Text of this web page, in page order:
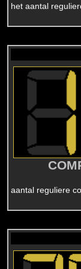
het aantal
aantal reguliere